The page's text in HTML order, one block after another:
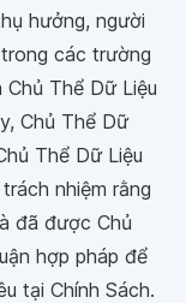
hưởng, người
các trường
Thể Dữ Liệu
Chủ Thể Dữ
Thể Dữ Liệu
nhiệm rằng
đã được Chủ
hợp pháp để
tại Chính Sách.